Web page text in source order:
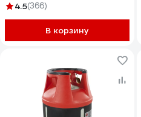
4.5(366)
В корзину